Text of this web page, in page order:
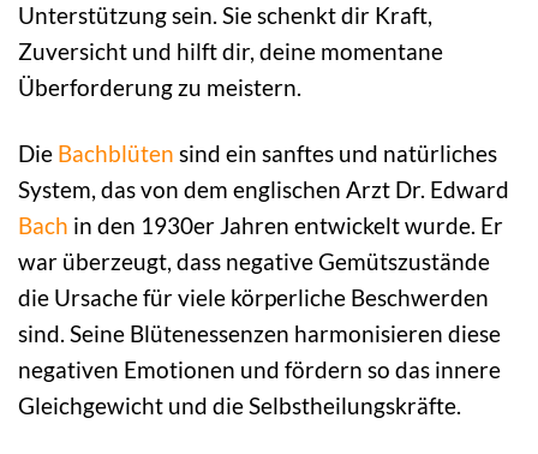
Unterstützung sein. Sie schenkt dir Kraft,
Zuversicht und hilft dir, deine momentane
Überforderung zu meistern.
Die Bachblüten sind ein sanftes und natürliches
System, das von dem englischen Arzt Dr. Edward
Bach in den 1930er Jahren entwickelt wurde. Er
war überzeugt, dass negative Gemütszustände
die Ursache für viele körperliche Beschwerden
sind. Seine Blütenessenzen harmonisieren diese
negativen Emotionen und fördern so das innere
Gleichgewicht und die Selbstheilungskräfte.